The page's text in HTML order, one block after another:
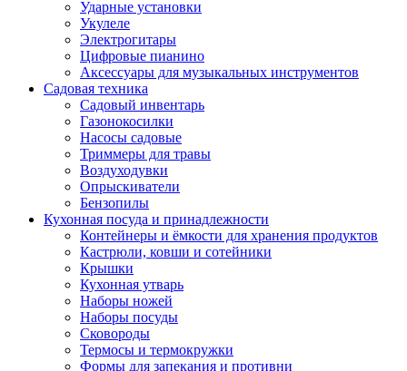
Ударные установки
Укулеле
Электрогитары
Цифровые пианино
Аксессуары для музыкальных инструментов
Садовая техника
Садовый инвентарь
Газонокосилки
Насосы садовые
Триммеры для травы
Воздуходувки
Опрыскиватели
Бензопилы
Кухонная посуда и принадлежности
Контейнеры и ёмкости для хранения продуктов
Кастрюли, ковши и сотейники
Крышки
Кухонная утварь
Наборы ножей
Наборы посуды
Сковороды
Термосы и термокружки
Формы для запекания и противни